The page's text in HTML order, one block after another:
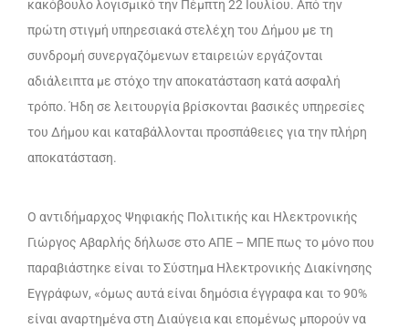
κακόβουλο λογισμικό την Πέμπτη 22 Ιουλίου. Από την
πρώτη στιγμή υπηρεσιακά στελέχη του Δήμου με τη
συνδρομή συνεργαζόμενων εταιρειών εργάζονται
αδιάλειπτα με στόχο την αποκατάσταση κατά ασφαλή
τρόπο. Ήδη σε λειτουργία βρίσκονται βασικές υπηρεσίες
του Δήμου και καταβάλλονται προσπάθειες για την πλήρη
αποκατάσταση.
Ο αντιδήμαρχος Ψηφιακής Πολιτικής και Ηλεκτρονικής
Γιώργος Αβαρλής δήλωσε στο ΑΠΕ – ΜΠΕ πως το μόνο που
παραβιάστηκε είναι το Σύστημα Ηλεκτρονικής Διακίνησης
Εγγράφων, «όμως αυτά είναι δημόσια έγγραφα και το 90%
είναι αναρτημένα στη Διαύγεια και επομένως μπορούν να